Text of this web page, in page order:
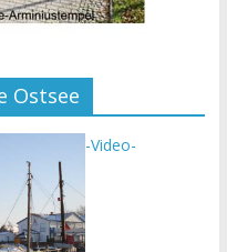
Ostsee
-Video-